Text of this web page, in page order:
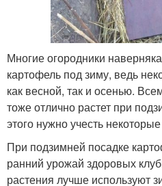
Многие огородники
картофель под зиму, ведь
как весной, так и осенью.
тоже отлично растет при
этого нужно учесть
При подзимней посадке
ранний урожай здоровых
растения лучше используют